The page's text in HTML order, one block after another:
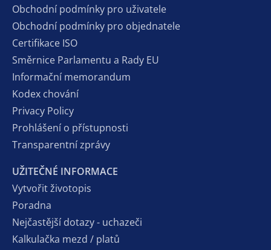
Obchodní podmínky pro uživatele
Obchodní podmínky pro objednatele
Certifikace ISO
Směrnice Parlamentu a Rady EU
Informační memorandum
Kodex chování
Privacy Policy
Prohlášení o přístupnosti
Transparentní zprávy
UŽITEČNÉ INFORMACE
Vytvořit životopis
Poradna
Nejčastější dotazy - uchazeči
Kalkulačka mezd / platů